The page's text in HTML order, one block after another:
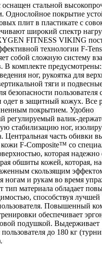
стальной
Однослойное покрытие
плит в пластикате с
широкий спектр
FITNESS VIKING
технологии F-
собой сложную систему
В комплекте
ног, рукоятка для
тяги и
безопасности пользователя
в защитный кожух. Все
покрытием. Удобно
регулируемый валик-
стабилизацию ног,
Центральная часть обивки
F-Composite™ со
которая
обшиты кожей, которая,
скользящим
ногам и рукам во время
тип материала обладает
способствуя лучшей
Повышенный
обеспечивает
подушкой. Выдерживает
до 180 кг